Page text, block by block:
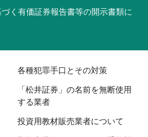
く有価証券報告書等の開示書類に
各種犯罪手口とその対策
「松井証券」の名前を無断使用
する業者
投資用教材販売業者について